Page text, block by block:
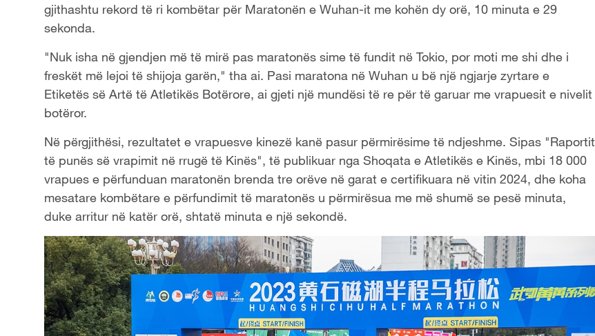
gjithashtu rekord të ri kombëtar për Maratonën e Wuhan-it me kohën dy orë, 10 minuta e 29
sekonda.
"Nuk isha në gjendjen më të mirë pas maratonës sime të fundit në Tokio, por moti me shi dhe i
freskët më lejoi të shijoja garën," tha ai. Pasi maratona në Wuhan u bë një ngjarje zyrtare e
Etiketës së Artë të Atletikës Botërore, ai gjeti një mundësi të re për të garuar me vrapuesit e nivelit
botëror.
Në përgjithësi, rezultatet e vrapuesve kinezë kanë pasur përmirësime të ndjeshme. Sipas "Raportit
të punës së vrapimit në rrugë të Kinës", të publikuar nga Shoqata e Atletikës e Kinës, mbi 18 000
vrapues e përfunduan maratonën brenda tre orëve në garat e certifikuara në vitin 2024, dhe koha
mesatare kombëtare e përfundimit të maratonës u përmirësua me më shumë se pesë minuta,
duke arritur në katër orë, shtatë minuta e një sekondë.